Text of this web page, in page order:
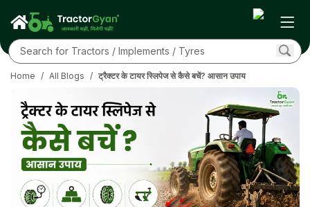
Home / All Blogs / ट्रैक्टर के टायर स्लिपेज से कैसे बचें? आसान उपाय